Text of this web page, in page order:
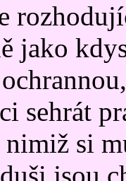
jako
sehrát
si